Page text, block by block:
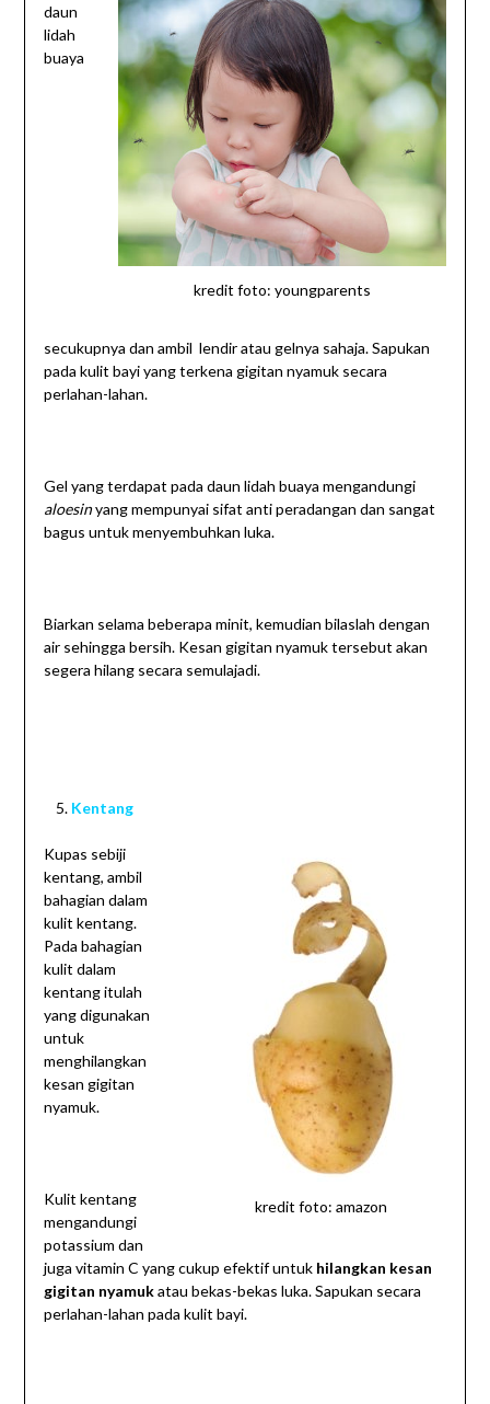
kredit foto: youngparents
daun
lidah
buaya
secukupnya dan ambil lendir atau gelnya sahaja. Sapukan
pada kulit bayi yang terkena gigitan nyamuk secara
perlahan-lahan.
Gel yang terdapat pada daun lidah buaya mengandungi
aloesinyang mempunyai sifat anti peradangan dan sangat
bagus untuk menyembuhkan luka.
Biarkan selama beberapa minit, kemudian bilaslah dengan
air sehingga bersih. Kesan gigitan nyamuk tersebut akan
segera hilang secara semulajadi.
Kentang
kredit foto: amazon
Kupas sebiji
kentang, ambil
bahagian dalam
kulit kentang.
Pada bahagian
kulit dalam
kentang itulah
yang digunakan
untuk
menghilangkan
kesan gigitan
nyamuk.
Kulit kentang
mengandungi
potassium dan
juga vitamin C yang cukup efektif untuk hilangkan kesan
gigitan nyamukatau bekas-bekas luka. Sapukan secara
perlahan-lahan pada kulit bayi.